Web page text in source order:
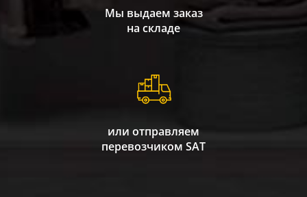
Мы выдаем заказ
на складе
или отправляем
перевозчиком SAT